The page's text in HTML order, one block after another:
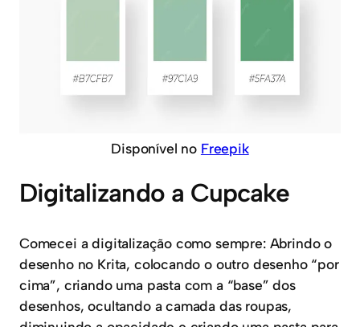
Disponível no Freepik
Digitalizando a Cupcake
Comecei a digitalização como sempre: Abrindo o
desenho no Krita, colocando o outro desenho “por
cima”, criando uma pasta com a “base” dos
desenhos, ocultando a camada das roupas,